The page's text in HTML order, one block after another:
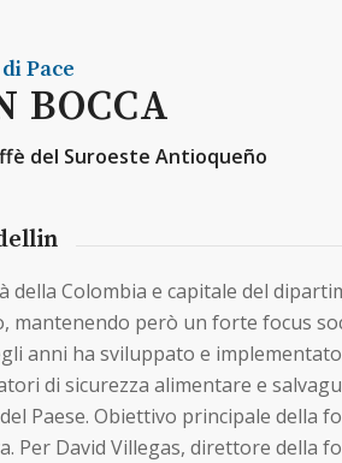
Pace
BOCCA
del Suroeste Antioqueño
Colombia e capitale del
mantenendo però un forte focus
anni ha sviluppato e
di sicurezza alimentare e
Paese. Obiettivo principale della
David Villegas, direttore della